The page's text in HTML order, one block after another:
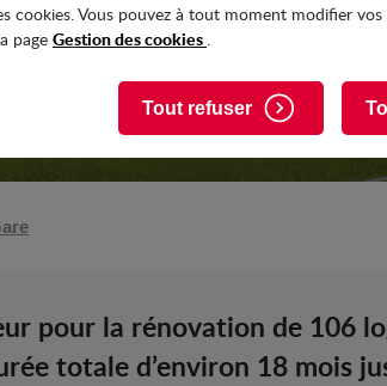
cookies. Vous pouvez à tout moment modifier vos
page Gestion des cookies .
Tout refuser
pour la rénovation de 106
totale d’environ 18 mois